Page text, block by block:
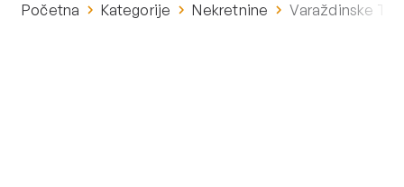
Početna Kategorije Nekretnine Varaždinske